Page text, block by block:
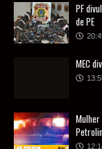
PF
de PE
MEC